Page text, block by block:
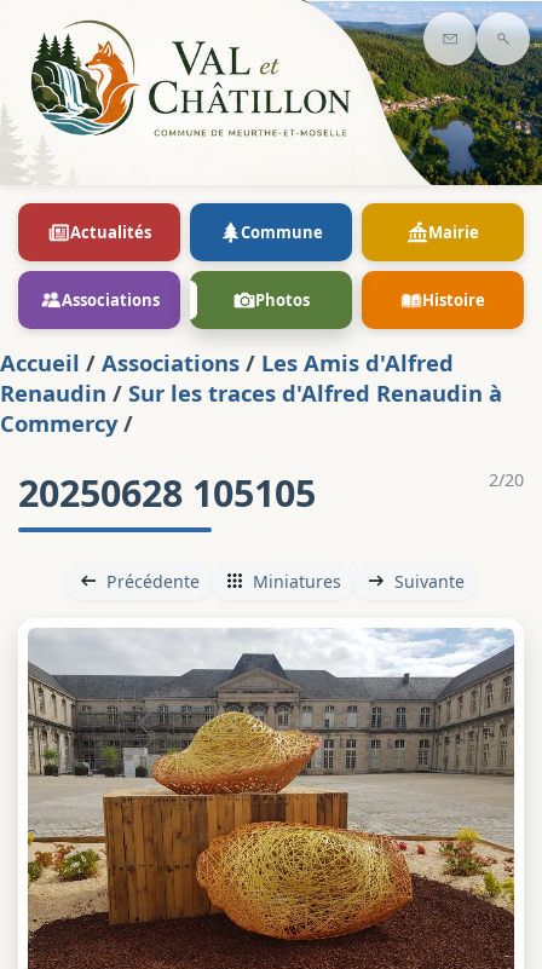
Contact
Actualités Commune Mairie
Associations Photos Histoire
Accueil / Associations / Les Amis d'Alfred
Renaudin / Sur les traces d'Alfred Renaudin à
Commercy/
2/20
20250628 105105
Précédente Miniatures Suivante